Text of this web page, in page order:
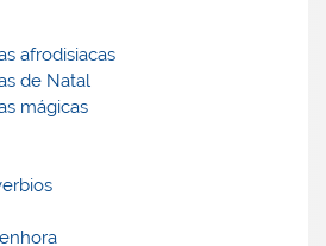
afrodisiacas
de Natal
mágicas